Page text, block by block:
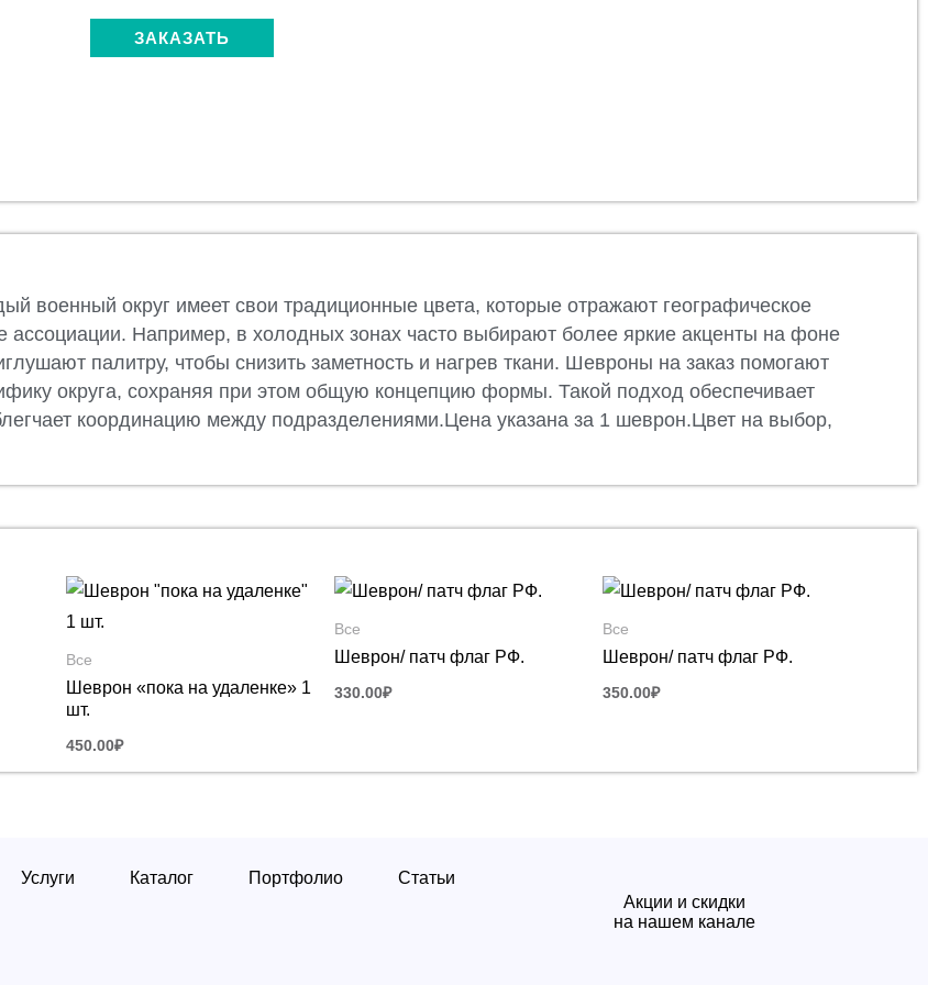
ЗАКАЗАТЬ
военный округ имеет свои традиционные цвета, которые отражают географическое
ассоциации. Например, в холодных зонах часто выбирают более яркие акценты на фоне
палитру, чтобы снизить заметность и нагрев ткани. Шевроны на заказ помогают
округа, сохраняя при этом общую концепцию формы. Такой подход обеспечивает
координацию между подразделениями.Цена указана за 1 шеврон.Цвет на выбор,
Все
Шеврон «пока на удаленке» 1
шт.
450.00₽
Все
Шеврон/ патч флаг РФ.
330.00₽
Все
Шеврон/ патч флаг РФ.
350.00₽
Услуги Каталог Портфолио
Статьи
Акции и скидки
на нашем канале